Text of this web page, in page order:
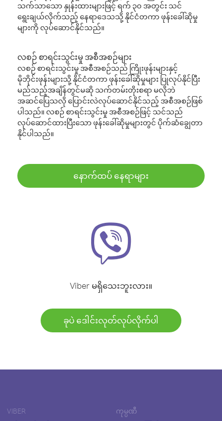
သက်သာသော နှုန်းထားများဖြင့် ရက် ၃၀ အတွင်း သင်
ရွေးချယ်လိုက်သည့် နေရာဒေသသို့ နိုင်ငံတကာ ဖုန်းခေါ်ဆိုမှု
များကို လုပ်ဆောင်နိုင်သည်။
လစဉ် စာရင်းသွင်းမှု အစီအစဉ်များ
လစဉ် စာရင်းသွင်းမှု အစီအစဉ်သည် ကြိုးဖုန်းများနှင့်
မိုဘိုင်းဖုန်းများသို့ နိုင်ငံတကာ ဖုန်းခေါ်ဆိုမှုများ ပြုလုပ်နိုင်ပြီး
မည်သည့်အချိန်တွင်မဆို သက်တမ်းတိုးစရာ မလိုဘဲ
အဆင်ပြေသလို ပြောင်းလဲလုပ်ဆောင်နိုင်သည့် အစီအစဉ်ဖြစ်
ပါသည်။ လစဉ် စာရင်းသွင်းမှု အစီအစဉ်ဖြင့် သင်သည်
လုပ်ဆောင်ထားပြီးသော ဖုန်းခေါ်ဆိုမှုများတွင် ပိုက်ဆံချွေတာ
နိုင်ပါသည်။
နောက်ထပ် နေရာများ
Viber မရှိသေးဘူးလား။
ခုပဲ ဒေါင်းလုတ်လုပ်လိုက်ပါ
VIBER ကုမ္ပဏီ